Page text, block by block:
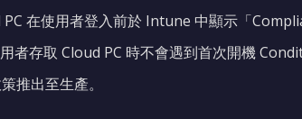
在使用者登入前於 Intune 中顯示「
者存取 Cloud PC 時不會遇到首次開機
推出至生產。